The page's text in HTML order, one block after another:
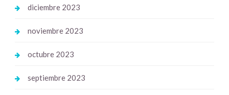
diciembre 2023
noviembre 2023
octubre 2023
septiembre 2023